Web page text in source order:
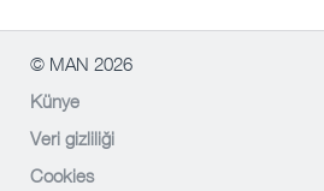
© MAN 2026
Künye
Veri gizliliği
Cookies